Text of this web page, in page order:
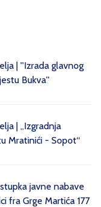
| ''Izrada glavnog
Bukva''
| „Izgradnja
Mratinići - Sopot“
javne nabave
fra Grge Martića 177